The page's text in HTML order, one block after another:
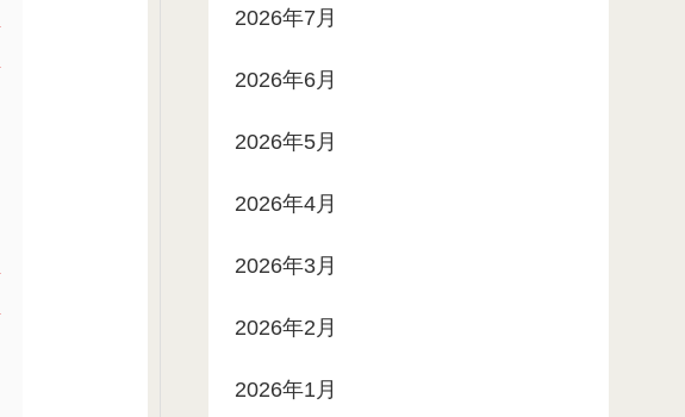
2026年7月
2026年6月
2026年5月
2026年4月
2026年3月
2026年2月
2026年1月